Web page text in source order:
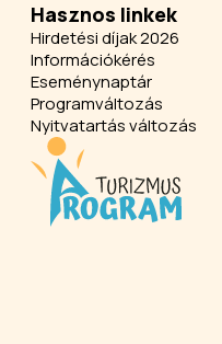
Hasznos linkek
Hirdetési díjak 2026
Információkérés
Eseménynaptár
Programváltozás
Nyitvatartás változás